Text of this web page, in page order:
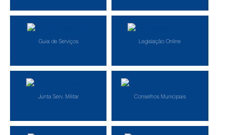
Guia de Serviços Legislação Online
Junta Serv. Militar Conselhos Municipais